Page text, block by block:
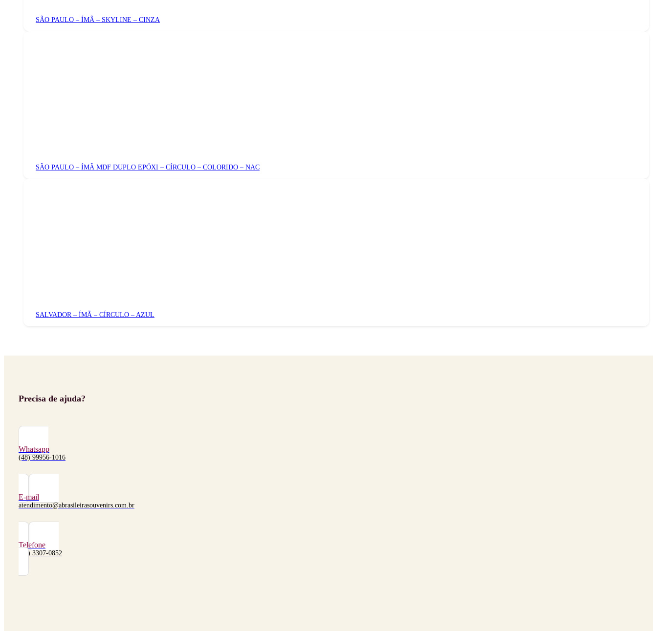
SÃO PAULO – ÍMÃ – SKYLINE – CINZA
SÃO PAULO – ÍMÃ MDF DUPLO EPÓXI – CÍRCULO – COLORIDO – NAC
SALVADOR – ÍMÃ – CÍRCULO – AZUL
Precisa de ajuda?
Whatsapp
(48) 99956-1016
E-mail
atendimento@abrasileirasouvenirs.com.br
Telefone
(48) 3307-0852